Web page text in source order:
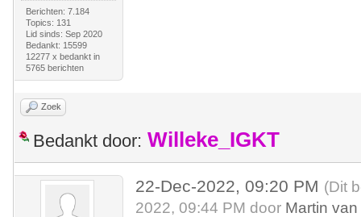
Berichten: 7.184
Topics: 131
Lid sinds: Sep 2020
Bedankt: 15599
12277 x bedankt in
5765 berichten
Zoek
Bedankt door: Willeke_IGKT
22-Dec-2022, 09:20 PM (Dit
2022, 09:44 PM door Martin